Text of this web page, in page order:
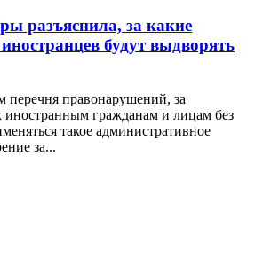
разъяснила, за какие
будут выдворять
перечня правонарушений, за
иностранным гражданам и лицам без
такое административное
за...